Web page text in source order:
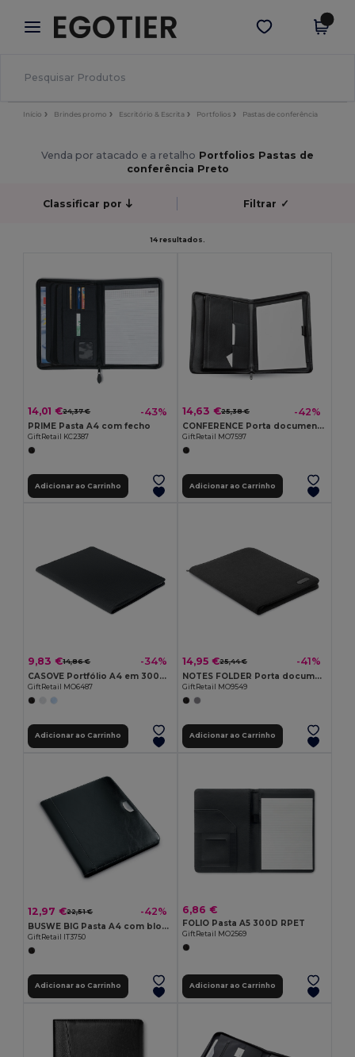
× App Egotier
Melhores preços na app!
Obter app
Início Brindes promo Escritório & Escrita Portfolios Pastas de conferência
Venda por atacado e a retalho Portfolios Pastas de
conferência Preto
Classificar por Filtrar ✓
14 resultados.
14,01 €24,37 € -43%
PRIME Pasta A4 com fecho
GiftRetail KC2387
Adicionar ao Carrinho
14,63 €25,38 € -42%
CONFERENCE Porta documentos A4
GiftRetail MO7597
Adicionar ao Carrinho
9,83 €14,86 € -34%
CASOVE Portfólio A4 em 300D RPET
GiftRetail MO6487
Adicionar ao Carrinho
14,95 €25,44 € -41%
NOTES FOLDER Porta documentos A4 mesclado
GiftRetail MO9549
Adicionar ao Carrinho
12,97 €22,51 € -42%
BUSWE BIG Pasta A4 com bloco de 20 pag
GiftRetail IT3750
Adicionar ao Carrinho
6,86 €
FOLIO Pasta A5 300D RPET
GiftRetail MO2569
Adicionar ao Carrinho